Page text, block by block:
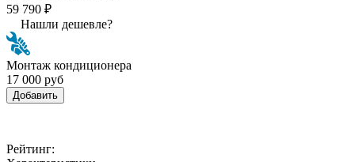
59 790 ₽
Нашли дешевле?
Монтаж кондиционера
17 000 руб
Добавить
Рейтинг: